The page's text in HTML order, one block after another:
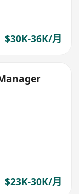
$30K-36K/月
$23K-30K/月